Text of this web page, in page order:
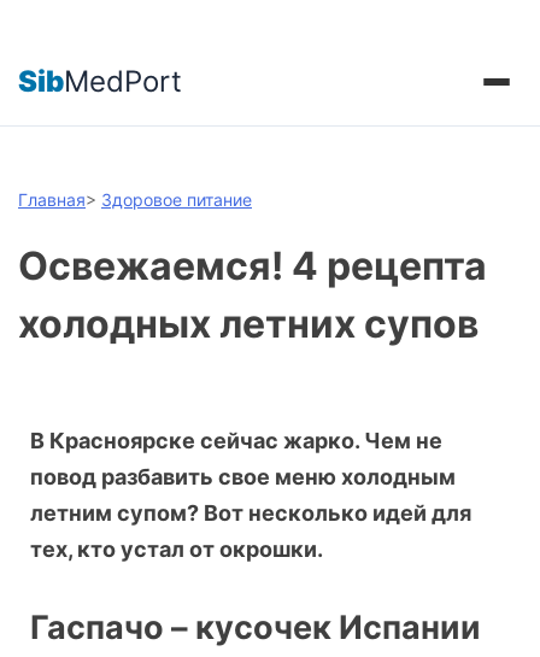
SibMedPort
Главная> Здоровое питание
Освежаемся! 4 рецепта
холодных летних супов
В Красноярске сейчас жарко. Чем не
повод разбавить свое меню холодным
летним супом? Вот несколько идей для
тех, кто устал от окрошки.
Гаспачо – кусочек Испании